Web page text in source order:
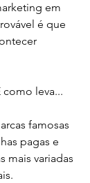
em
é que
leva...
famosas
pagas e
mais variadas